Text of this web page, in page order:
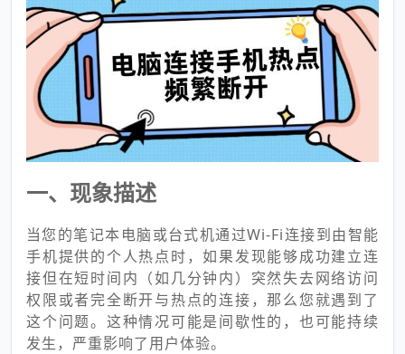
一、现象描述
当您的笔记本电脑或台式机通过Wi-Fi连接到由智能
手机提供的个人热点时，如果发现能够成功建立连
接但在短时间内（如几分钟内）突然失去网络访问
权限或者完全断开与热点的连接，那么您就遇到了
这个问题。这种情况可能是间歇性的，也可能持续
发生，严重影响了用户体验。